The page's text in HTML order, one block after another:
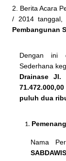
2. Berita Acara
/ 2014 tanggal,
Pembangunan
Dengan ini
Sederhana
Drainase
puluh dua
Nama